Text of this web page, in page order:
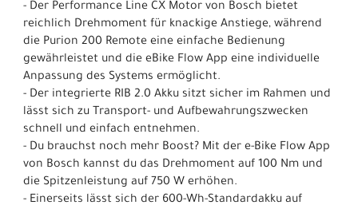
- Der Performance Line CX Motor von Bosch bietet
reichlich Drehmoment für knackige Anstiege, während
die Purion 200 Remote eine einfache Bedienung
gewährleistet und die eBike Flow App eine individuelle
Anpassung des Systems ermöglicht.
- Der integrierte RIB 2.0 Akku sitzt sicher im Rahmen und
lässt sich zu Transport- und Aufbewahrungszwecken
schnell und einfach entnehmen.
- Du brauchst noch mehr Boost? Mit der e-Bike Flow App
von Bosch kannst du das Drehmoment auf 100 Nm und
die Spitzenleistung auf 750 W erhöhen.
- Einerseits lässt sich der 600-Wh-Standardakku auf